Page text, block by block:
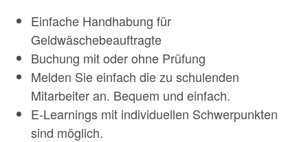
Einfache Handhabung für
Geldwäschebeauftragte
Buchung mit oder ohne Prüfung
Melden Sie einfach die zu schulenden
Mitarbeiter an. Bequem und einfach.
E-Learnings mit individuellen Schwerpunkten
sind möglich.